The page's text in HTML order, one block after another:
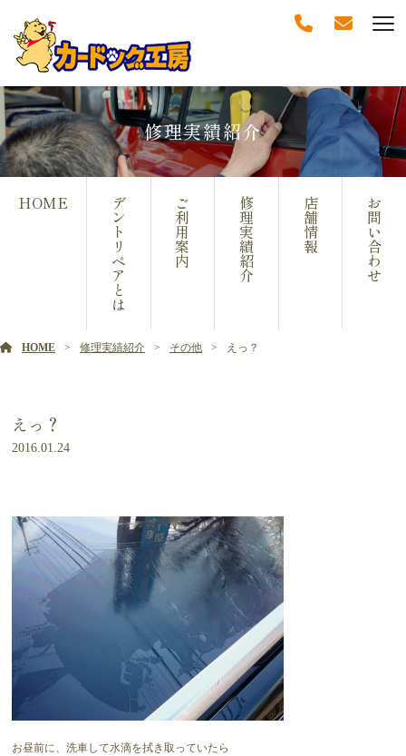
修理実績紹介
HOME デ
ン
ト
リ
ペ
ア
と
は
ご
利
用
案
内
修
理
実
績
紹
介
店
舗
情
報
お
問
い
合
わ
せ
HOME 修理実績紹介 その他 えっ？
えっ？
2016.01.24
お昼前に、洗車して水滴を拭き取っていたら